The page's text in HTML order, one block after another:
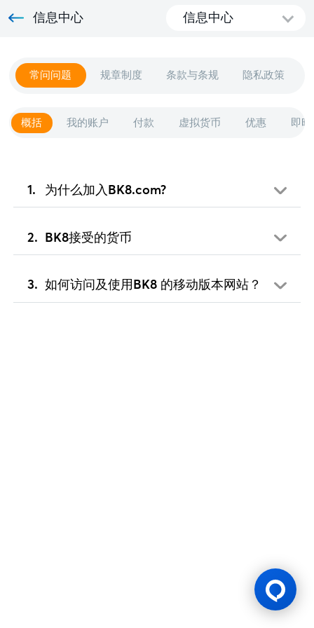
信息中心 信息中心
常问问题 规章制度 条款与条规 隐私政策
概括 我的账户 付款 虚拟货币 优惠 即
为什么加入BK8.com?
BK8接受的货币
如何访问及使用BK8 的移动版本网站？